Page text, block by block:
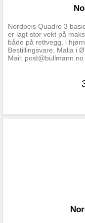
Nordpeis Quadro 3
er lagt stor vekt på
både på rettvegg, i
Bestillingsvare. Malia i
Mail: